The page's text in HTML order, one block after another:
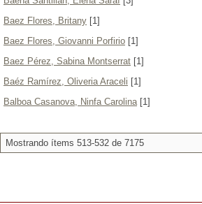
Baez Flores, Britany [1]
Baez Flores, Giovanni Porfirio [1]
Baez Pérez, Sabina Montserrat [1]
Baéz Ramírez, Oliveria Araceli [1]
Balboa Casanova, Ninfa Carolina[1]
Mostrando ítems 513-532 de 7175